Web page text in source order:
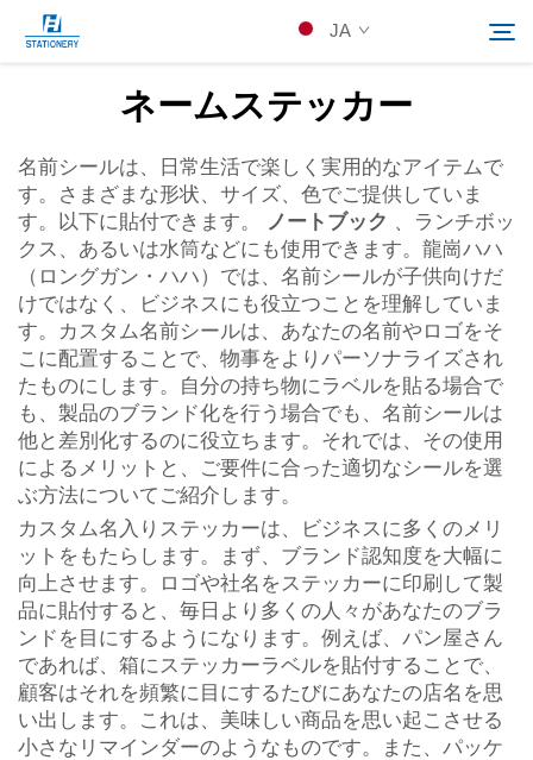
ノートブック
、お弁当箱、 o...">
JA
会社概要
カスタムソリューション
リソース
Kontakuto Us
Search
ネームステッカー
名前シールは、日常生活で楽しく実用的なアイテムで
す。さまざまな形状、サイズ、色でご提供していま
す。以下に貼付できます。
ノートブック 、ランチボッ
クス、あるいは水筒などにも使用できます。龍崗ハハ
（ロングガン・ハハ）では、名前シールが子供向けだ
けではなく、ビジネスにも役立つことを理解していま
す。カスタム名前シールは、あなたの名前やロゴをそ
こに配置することで、物事をよりパーソナライズされ
たものにします。自分の持ち物にラベルを貼る場合で
も、製品のブランド化を行う場合でも、名前シールは
他と差別化するのに役立ちます。それでは、その使用
によるメリットと、ご要件に合った適切なシールを選
ぶ方法についてご紹介します。
カスタム名入りステッカーは、ビジネスに多くのメリ
ットをもたらします。まず、ブランド認知度を大幅に
向上させます。ロゴや社名をステッカーに印刷して製
品に貼付すると、毎日より多くの人々があなたのブラ
ンドを目にするようになります。例えば、パン屋さん
であれば、箱にステッカーラベルを貼付することで、
顧客はそれを頻繁に目にするたびにあなたの店名を思
い出します。これは、美味しい商品を思い起こさせる
小さなリマインダーのようなものです。また、パッケ